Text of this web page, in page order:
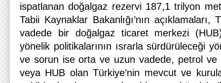
ispatlanan doğalgaz rezervi 187,1 trilyon
Tabii Kaynaklar Bakanlığı’nın
vadede bir doğalgaz ticaret merkezi
yönelik politikalarının ısrarla sürdürüleceği
ve sorun ise orta ve uzun vadede, petrol ve
veya HUB olan Türkiye’nin mevcut ve